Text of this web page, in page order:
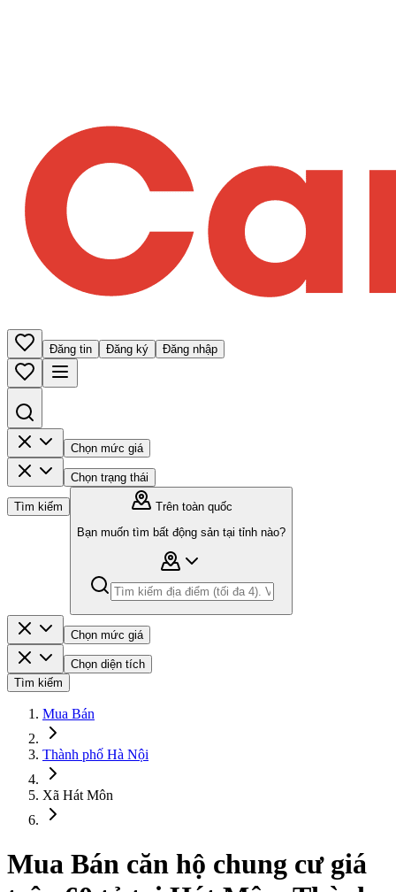
Đăng tin Đăng ký Đăng nhập
Chọn mức giá
Chọn trạng thái
Tìm kiếm
Trên toàn quốc
Bạn muốn tìm bất động sản tại tỉnh nào?
Chọn mức giá
Chọn diện tích
Tìm kiếm
Mua Bán
Thành phố Hà Nội
Xã Hát Môn
Mua Bán căn hộ chung cư giá